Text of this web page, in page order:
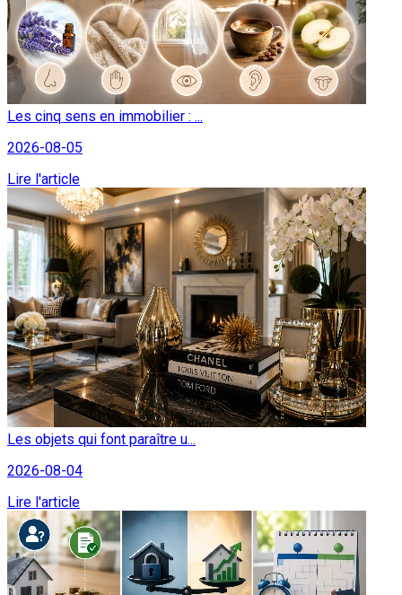
Les cinq sens en immobilier : ...
2026-08-05
Lire l'article
Les objets qui font paraître u...
2026-08-04
Lire l'article